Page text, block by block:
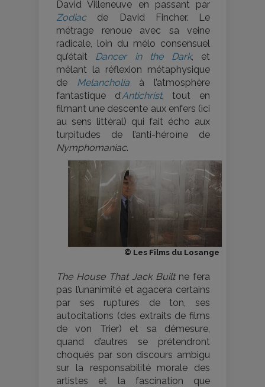
David Villeneuve en passant par
Zodiacde David Fincher. Le
métrage renoue avec sa veine
radicale, loin du mélo consensuel
qu’était Dancer in the Dark, et
mêlant la réflexion métaphysique
de
Melancholia à l’atmosphère
fantastique d’Antichrist, tout en
filmant une descente aux enfers (ici
au sens littéral) qui fait écho aux
turpitudes de l’anti-héroïne de
Nymphomaniac.
© Les Films du Losange
The House That Jack Builtne fera
pas l’unanimité et agacera certains
par ses ruptures de ton, ses
autocitations (des extraits de films
de von Trier) et sa démesure,
quand d’autres se prétendront
choqués par son discours ambigu
sur la responsabilité morale des
artistes et la fascination que